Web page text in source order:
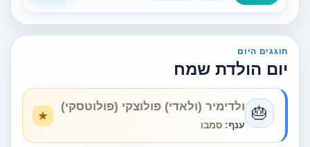
חוגגים היום
יום הולדת שמח
🎂 ולדימיר (ולאדי) פולוצקי (פולוטסקי)
ענף: סמבו